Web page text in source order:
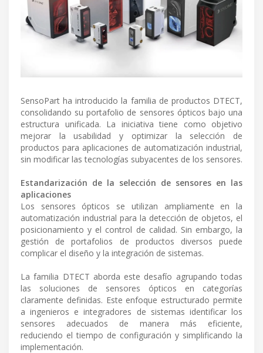
SensoPart ha introducido la familia de productos DTECT,
consolidando su portafolio de sensores ópticos bajo una
estructura unificada. La iniciativa tiene como objetivo
mejorar la usabilidad y optimizar la selección de
productos para aplicaciones de automatización industrial,
sin modificar las tecnologías subyacentes de los sensores.
Estandarización de la selección de sensores en las
aplicaciones
Los sensores ópticos se utilizan ampliamente en la
automatización industrial para la detección de objetos, el
posicionamiento y el control de calidad. Sin embargo, la
gestión de portafolios de productos diversos puede
complicar el diseño y la integración de sistemas.
La familia DTECT aborda este desafío agrupando todas
las soluciones de sensores ópticos en categorías
claramente definidas. Este enfoque estructurado permite
a ingenieros e integradores de sistemas identificar los
sensores adecuados de manera más eficiente,
reduciendo el tiempo de configuración y simplificando la
implementación.